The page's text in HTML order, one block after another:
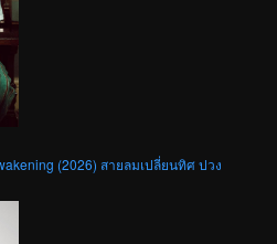
(2026) สายลมเปลี่ยนทิศ ปวง